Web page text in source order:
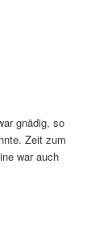
gnädig, so
Zeit zum
war auch